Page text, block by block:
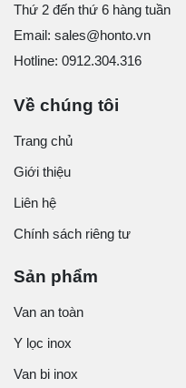
Thứ 2 đến thứ 6 hàng tuần
Email: sales@honto.vn
Hotline: 0912.304.316
Về chúng tôi
Trang chủ
Giới thiệu
Liên hệ
Chính sách riêng tư
Sản phẩm
Van an toàn
Y lọc inox
Van bi inox